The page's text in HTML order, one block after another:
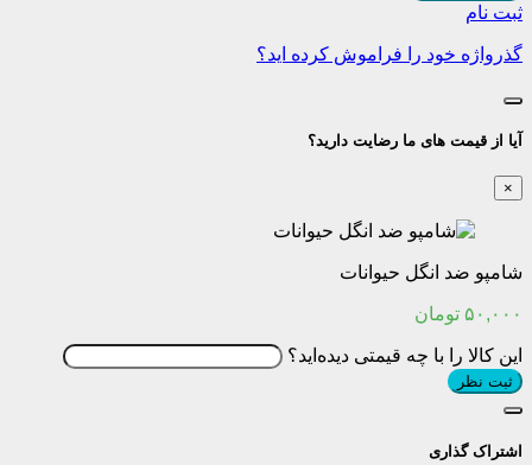
ثبت نام
گذرواژه خود را فراموش کرده اید؟
آیا از قیمت های ما رضایت دارید؟
×
شامپو ضد انگل حیوانات
۵۰,۰۰۰ تومان
این کالا را با چه قیمتی دیده‌اید؟
ثبت نظر
اشتراک گذاری